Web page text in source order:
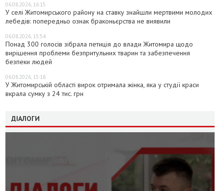
06.08.2026, 16:15
У селі Житомирського району на ставку знайшли мертвими молодих
лебедів: попередньо ознак браконьєрства не виявили
06.08.2026, 15:54
Понад 300 голосів зібрала петиція до влади Житомира щодо
вирішення проблеми безпритульних тварин та забезпечення
безпеки людей
06.08.2026, 15:18
У Житомирській області вирок отримала жінка, яка у студії краси
вкрала сумку з 24 тис. грн
ДІАЛОГИ